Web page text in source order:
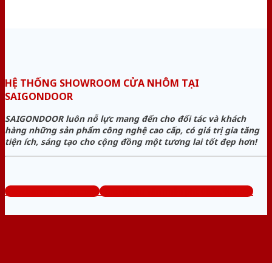
HỆ THỐNG SHOWROOM CỬA NHÔM TẠI
SAIGONDOOR
SAIGONDOOR luôn nỗ lực mang đến cho đối tác và khách
hàng những sản phẩm công nghệ cao cấp, có giá trị gia tăng
tiện ích, sáng tạo cho cộng đồng một tương lai tốt đẹp hơn!
www.bancuanhom.com Tổng đài tư vấn miễn phí: 0824.400.400